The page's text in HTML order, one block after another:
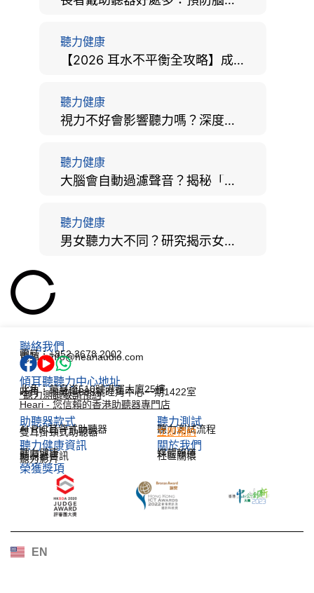
聽力健康
【2026 耳水不平衡全攻略】成因、病徵、治療及改善方法
聽力健康
視力不好會影響聽力嗎？深度拆解大腦「眼耳並用」的科學秘密
聽力健康
大腦會自動過濾聲音？揭秘「聽覺注意」機制與聽力健康的深層關係
聽力健康
男女聽力大不同？研究揭示女性聽覺更靈敏！為何男性更易聽力損失？
聯絡我們
電話：+852 3678 2002
電郵：info@heariaudio.com
傾耳聽聽力中心地址
北角：英皇道510號港運大廈25樓
旺角：彌敦道688號旺角中心一期1422室
*聽力測試敬請預約
Heari - 您信賴的香港助聽器專門店
助聽器款式
AI RIC耳背式助聽器
雙耳掛頸式助聽器
聽力測試​
聽力測試流程
立即預約
聽力健康資訊​
聽力健康
助聽器資訊
聽力影片
關於我們
媒體報道
社區關懷
榮獲獎項
EN
한국어
Español
日本語